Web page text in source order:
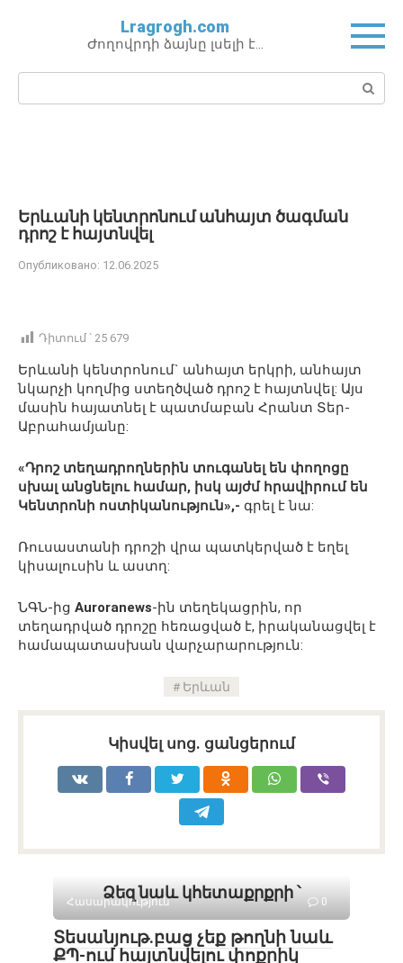
Lragrogh.com
Ժողովրդի ձայնը լսելի է…
Поиск:
Երևանի կենտրոնում անհայտ ծագման
դրոշ է հայտնվել
Опубликовано: 12.06.2025
Դիտում ՝ 25 679
Երևանի կենտրոնում` անհայտ երկրի, անհայտ
նկարչի կողմից ստեղծված դրոշ է հայտնվել: Այս
մասին հայատնել է պատմաբան Հրանտ Տեր-
Աբրահամյանը:
«Դրոշ տեղադրողներին տուգանել են փողոցը
սխալ անցնելու համար, իսկ այժմ հրավիրում են
Կենտրոնի ոստիկանություն»,- գրել է նա:
Ռուսաստանի դրոշի վրա պատկերված է եղել
կիսալուսին և աստղ:
ՆԳՆ-ից Auroranews-ին տեղեկացրին, որ
տեղադրված դրոշը հեռացված է, իրականացվել է
համապատասխան վարչարարություն:
Երևան
Կիսվել սոց․ ցանցերում
Ձեզ նաև կհետաքրքրի ՝
Հասարակություն 0
Տեսանյութ․բաց չեք թողնի նաև
ՔՊ-ում հայտնվելու փոքրիկ